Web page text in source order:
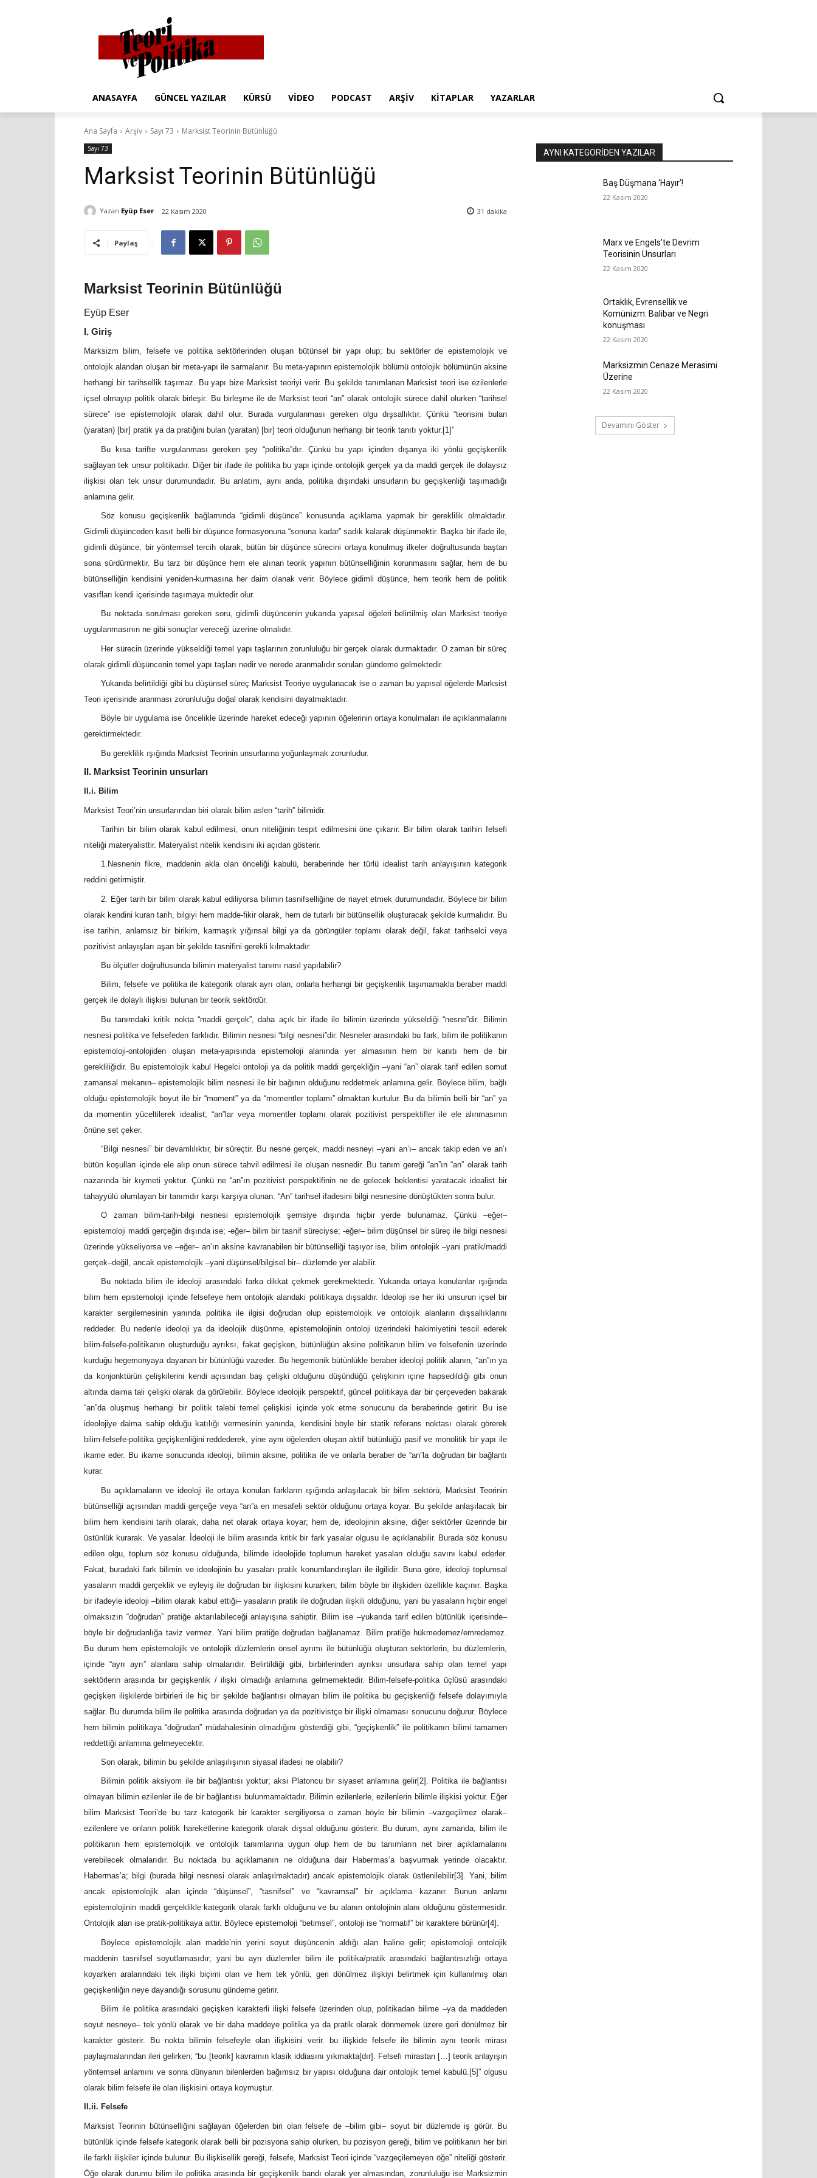
ANASAYFA GÜNCEL YAZILAR KÜRSÜ VIDEO PODCAST ARŞIV KITAPLAR YAZARLAR
Ana Sayfa Arşiv Sayı 73 Marksist Teorinin Bütünlüğü
Sayı 73
Marksist Teorinin Bütünlüğü
Yazan Eyüp Eser 22 Kasım 2020 31 dakika
Paylaş
Marksist Teorinin Bütünlüğü
Eyüp Eser
I. Giriş
Marksizm bilim, felsefe ve politika sektörlerinden oluşan bütünsel bir yapı olup; bu sektörler de epistemolojik ve
ontolojik alandan oluşan bir meta-yapı ile sarmalanır. Bu meta-yapının epistemolojik bölümü ontolojik bölümünün aksine
herhangi bir tarihsellik taşımaz. Bu yapı bize Marksist teoriyi verir. Bu şekilde tanımlanan Marksist teori ise ezilenlerle
içsel olmayıp politik olarak birleşir. Bu birleşme ile de Marksist teori “an” olarak ontolojik sürece dahil olurken “tarihsel
sürece” ise epistemolojik olarak dahil olur. Burada vurgulanması gereken olgu dışsallıktır. Çünkü “teorisini bulan
(yaratan) [bir] pratik ya da pratiğini bulan (yaratan) [bir] teori olduğunun herhangi bir teorik tanıtı yoktur. [1]”
Bu kısa tarifte vurgulanması gereken şey “politika”dır. Çünkü bu yapı içinden dışarıya iki yönlü geçişkenlik
sağlayan tek unsur politikadır. Diğer bir ifade ile politika bu yapı içinde ontolojik gerçek ya da maddi gerçek ile dolaysız
ilişkisi olan tek unsur durumundadır. Bu anlatım, aynı anda, politika dışındaki unsurların bu geçişkenliği taşımadığı
anlamına gelir.
Söz konusu geçişkenlik bağlamında “gidimli düşünce” konusunda açıklama yapmak bir gereklilik olmaktadır.
Gidimli düşünceden kasıt belli bir düşünce formasyonuna “sonuna kadar” sadık kalarak düşünmektir. Başka bir ifade ile,
gidimli düşünce, bir yöntemsel tercih olarak, bütün bir düşünce sürecini ortaya konulmuş ilkeler doğrultusunda baştan
sona sürdürmektir. Bu tarz bir düşünce hem ele alınan teorik yapının bütünselliğinin korunmasını sağlar, hem de bu
bütünselliğin kendisini yeniden-kurmasına her daim olanak verir. Böylece gidimli düşünce, hem teorik hem de politik
vasıfları kendi içerisinde taşımaya muktedir olur.
Bu noktada sorulması gereken soru, gidimli düşüncenin yukarıda yapısal öğeleri belirtilmiş olan Marksist teoriye
uygulanmasının ne gibi sonuçlar vereceği üzerine olmalıdır.
Her sürecin üzerinde yükseldiği temel yapı taşlarının zorunluluğu bir gerçek olarak durmaktadır. O zaman bir süreç
olarak gidimli düşüncenin temel yapı taşları nedir ve nerede aranmalıdır soruları gündeme gelmektedir.
Yukarıda belirtildiği gibi bu düşünsel süreç Marksist Teoriye uygulanacak ise o zaman bu yapısal öğelerde Marksist
Teori içerisinde aranması zorunluluğu doğal olarak kendisini dayatmaktadır.
Böyle bir uygulama ise öncelikle üzerinde hareket edeceği yapının öğelerinin ortaya konulmaları ile açıklanmalarını
gerektirmektedir.
Bu gereklilik ışığında Marksist Teorinin unsurlarına yoğunlaşmak zorunludur.
II. Marksist Teorinin unsurları
II.i. Bilim
Marksist Teori’nin unsurlarından biri olarak bilim aslen “tarih” bilimidir.
Tarihin bir bilim olarak kabul edilmesi, onun niteliğinin tespit edilmesini öne çıkarır. Bir bilim olarak tarihin felsefi
niteliği materyalisttir. Materyalist nitelik kendisini iki açıdan gösterir.
1.Nesnenin fikre, maddenin akla olan önceliği kabulü, beraberinde her türlü idealist tarih anlayışının kategorik
reddini getirmiştir.
2. Eğer tarih bir bilim olarak kabul ediliyorsa bilimin tasnifselliğine de riayet etmek durumundadır. Böylece bir bilim
olarak kendini kuran tarih, bilgiyi hem madde-fikir olarak, hem de tutarlı bir bütünsellik oluşturacak şekilde kurmalıdır. Bu
ise tarihin, anlamsız bir birikim, karmaşık yığınsal bilgi ya da görüngüler toplamı olarak değil, fakat tarihselci veya
pozitivist anlayışları aşan bir şekilde tasnifini gerekli kılmaktadır.
Bu ölçütler doğrultusunda bilimin materyalist tanımı nasıl yapılabilir?
Bilim, felsefe ve politika ile kategorik olarak ayrı olan, onlarla herhangi bir geçişkenlik taşımamakla beraber maddi
gerçek ile dolaylı ilişkisi bulunan bir teorik sektördür.
Bu tanımdaki kritik nokta “maddi gerçek”, daha açık bir ifade ile bilimin üzerinde yükseldiği “nesne”dir. Bilimin
nesnesi politika ve felsefeden farklıdır. Bilimin nesnesi “bilgi nesnesi”dir. Nesneler arasındaki bu fark, bilim ile politikanın
epistemoloji-ontolojiden oluşan meta-yapısında epistemoloji alanında yer almasının hem bir kanıtı hem de bir
gerekliliğidir. Bu epistemolojik kabul Hegelci ontoloji ya da politik maddi gerçekliğin –yani “an” olarak tarif edilen somut
zamansal mekanın– epistemolojik bilim nesnesi ile bir bağının olduğunu reddetmek anlamına gelir. Böylece bilim, bağlı
olduğu epistemolojik boyut ile bir “moment” ya da “momentler toplamı” olmaktan kurtulur. Bu da bilimin belli bir “an” ya
da momentin yüceltilerek idealist; “an”lar veya momentler toplamı olarak pozitivist perspektifler ile ele alınmasının
önüne set çeker.
“Bilgi nesnesi” bir devamlılıktır, bir süreçtir. Bu nesne gerçek, maddi nesneyi –yani an’ı– ancak takip eden ve an’ı
bütün koşulları içinde ele alıp onun sürece tahvil edilmesi ile oluşan nesnedir. Bu tanım gereği “an”ın “an” olarak tarih
nazarında bir kıymeti yoktur. Çünkü ne “an”ın pozitivist perspektifinin ne de gelecek beklentisi yaratacak idealist bir
tahayyülü olumlayan bir tanımdır karşı karşıya olunan. “An” tarihsel ifadesini bilgi nesnesine dönüştükten sonra bulur.
O zaman bilim-tarih-bilgi nesnesi epistemolojik şemsiye dışında hiçbir yerde bulunamaz. Çünkü –eğer–
epistemoloji maddi gerçeğin dışında ise; -eğer– bilim bir tasnif süreciyse; -eğer– bilim düşünsel bir süreç ile bilgi nesnesi
üzerinde yükseliyorsa ve –eğer– an’ın aksine kavranabilen bir bütünselliği taşıyor ise, bilim ontolojik –yani pratik/maddi
gerçek–değil, ancak epistemolojik –yani düşünsel/bilgisel bir– düzlemde yer alabilir.
Bu noktada bilim ile ideoloji arasındaki farka dikkat çekmek gerekmektedir. Yukarıda ortaya konulanlar ışığında
bilim hem epistemoloji içinde felsefeye hem ontolojik alandaki politikaya dışsaldır. İdeoloji ise her iki unsurun içsel bir
karakter sergilemesinin yanında politika ile ilgisi doğrudan olup epistemolojik ve ontolojik alanların dışsallıklarını
reddeder. Bu nedenle ideoloji ya da ideolojik düşünme, epistemolojinin ontoloji üzerindeki hakimiyetini tescil ederek
bilim-felsefe-politikanın oluşturduğu ayrıksı, fakat geçişken, bütünlüğün aksine politikanın bilim ve felsefenin üzerinde
kurduğu hegemonyaya dayanan bir bütünlüğü vazeder. Bu hegemonik bütünlükle beraber ideoloji politik alanın, “an”ın ya
da konjonktürün çelişkilerini kendi açısından baş çelişki olduğunu düşündüğü çelişkinin içine hapsedildiği gibi onun
altında daima tali çelişki olarak da görülebilir. Böylece ideolojik perspektif, güncel politikaya dar bir çerçeveden bakarak
“an”da oluşmuş herhangi bir politik talebi temel çelişkisi içinde yok etme sonucunu da beraberinde getirir. Bu ise
ideolojiye daima sahip olduğu katılığı vermesinin yanında, kendisini böyle bir statik referans noktası olarak görerek
bilim-felsefe-politika geçişkenliğini reddederek, yine aynı öğelerden oluşan aktif bütünlüğü pasif ve monolitik bir yapı ile
ikame eder. Bu ikame sonucunda ideoloji, bilimin aksine, politika ile ve onlarla beraber de “an”la doğrudan bir bağlantı
kurar.
Bu açıklamaların ve ideoloji ile ortaya konulan farkların ışığında anlaşılacak bir bilim sektörü, Marksist Teorinin
bütünselliği açısından maddi gerçeğe veya “an”a en mesafeli sektör olduğunu ortaya koyar. Bu şekilde anlaşılacak bir
bilim hem kendisini tarih olarak, daha net olarak ortaya koyar; hem de, ideolojinin aksine, diğer sektörler üzerinde bir
üstünlük kurarak. Ve yasalar. İdeoloji ile bilim arasında kritik bir fark yasalar olgusu ile açıklanabilir. Burada söz konusu
edilen olgu, toplum söz konusu olduğunda, bilimde ideolojide toplumun hareket yasaları olduğu savını kabul ederler.
Fakat, buradaki fark bilimin ve ideolojinin bu yasaları pratik konumlandırışları ile ilgilidir. Buna göre, ideoloji toplumsal
yasaların maddi gerçeklik ve eyleyiş ile doğrudan bir ilişkisini kurarken; bilim böyle bir ilişkiden özellikle kaçınır. Başka
bir ifadeyle ideoloji –bilim olarak kabul ettiği– yasaların pratik ile doğrudan ilişkili olduğunu, yani bu yasaların hiçbir engel
olmaksızın “doğrudan” pratiğe aktarılabileceği anlayışına sahiptir. Bilim ise –yukarıda tarif edilen bütünlük içerisinde–
böyle bir doğrudanlığa taviz vermez. Yani bilim pratiğe doğrudan bağlanamaz. Bilim pratiğe hükmedemez/emredemez.
Bu durum hem epistemolojik ve ontolojik düzlemlerin önsel ayrımı ile bütünlüğü oluşturan sektörlerin, bu düzlemlerin,
içinde “ayrı ayrı” alanlara sahip olmalarıdır. Belirtildiği gibi, birbirlerinden ayrıksı unsurlara sahip olan temel yapı
sektörlerin arasında bir geçişkenlik / ilişki olmadığı anlamına gelmemektedir. Bilim-felsefe-politika üçlüsü arasındaki
geçişken ilişkilerde birbirleri ile hiç bir şekilde bağlantısı olmayan bilim ile politika bu geçişkenliği felsefe dolayımıyla
sağlar. Bu durumda bilim ile politika arasında doğrudan ya da pozitivistçe bir ilişki olmaması sonucunu doğurur. Böylece
hem bilimin politikaya “doğrudan” müdahalesinin olmadığını gösterdiği gibi, “geçişkenlik” ile politikanın bilimi tamamen
reddettiği anlamına gelmeyecektir.
Son olarak, bilimin bu şekilde anlaşılışının siyasal ifadesi ne olabilir?
Bilimin politik aksiyom ile bir bağlantısı yoktur; aksi Platoncu bir siyaset anlamına gelir[2] . Politika ile bağlantısı
olmayan bilimin ezilenler ile de bir bağlantısı bulunmamaktadır. Bilimin ezilenlerle, ezilenlerin bilimle ilişkisi yoktur. Eğer
bilim Marksist Teori’de bu tarz kategorik bir karakter sergiliyorsa o zaman böyle bir bilimin –vazgeçilmez olarak–
ezilenlere ve onların politik hareketlerine kategorik olarak dışsal olduğunu gösterir. Bu durum, aynı zamanda, bilim ile
politikanın hem epistemolojik ve ontolojik tanımlarına uygun olup hem de bu tanımların net birer açıklamalarını
verebilecek olmalarıdır. Bu noktada bu açıklamanın ne olduğuna dair Habermas’a başvurmak yerinde olacaktır.
Habermas’a; bilgi (burada bilgi nesnesi olarak anlaşılmaktadır) ancak epistemolojik olarak üstlenilebilir[3] . Yani, bilim
ancak epistemolojik alan içinde “düşünsel”, “tasnifsel” ve “kavramsal” bir açıklama kazanır. Bunun anlamı
epistemolojinin maddi gerçeklikle kategorik olarak farklı olduğunu ve bu alanın ontolojinin alanı olduğunu göstermesidir.
Ontolojik alan ise pratik-politikaya aittir. Böylece epistemoloji “betimsel”, ontoloji ise “normatif” bir karaktere bürünür[4] .
Böylece epistemolojik alan madde’nin yerini soyut düşüncenin aldığı alan haline gelir; epistemoloji ontolojik
maddenin tasnifsel soyutlamasıdır; yani bu ayrı düzlemler bilim ile politika/pratik arasındaki bağlantısızlığı ortaya
koyarken aralarındaki tek ilişki biçimi olan ve hem tek yönlü, geri dönülmez ilişkiyi belirtmek için kullanılmış olan
geçişkenliğin neye dayandığı sorusunu gündeme getirir.
Bilim ile politika arasındaki geçişken karakterli ilişki felsefe üzerinden olup, politikadan bilime –ya da maddeden
soyut nesneye– tek yönlü olarak ve bir daha maddeye politika ya da pratik olarak dönmemek üzere geri dönülmez bir
karakter gösterir. Bu nokta bilimin felsefeyle olan ilişkisini verir. bu ilişkide felsefe ile bilimin aynı teorik mirası
paylaşmalarından ileri gelirken; “bu [teorik] kavramın klasik iddiasını yıkmakta[dır]. Felsefi mirastan […] teorik anlayışın
yöntemsel anlamını ve sonra dünyanın bilenlerden bağımsız bir yapısı olduğuna dair ontolojik temel kabulü. [5]” olgusu
olarak bilim felsefe ile olan ilişkisini ortaya koymuştur.
II.ii. Felsefe
Marksist Teorinin bütünselliğini sağlayan öğelerden biri olan felsefe de –bilim gibi– soyut bir düzlemde iş görür. Bu
bütünlük içinde felsefe kategorik olarak belli bir pozisyona sahip olurken, bu pozisyon gereği, bilim ve politikanın her biri
ile farklı ilişkiler içinde bulunur. Bu ilişkisellik gereği, felsefe, Marksist Teori içinde “vazgeçilemeyen öğe” niteliği gösterir.
Öğe olarak durumu bilim ile politika arasında bir geçişkenlik bandı olarak yer almasından, zorunluluğu ise Marksizmin
AYNI KATEGORIDEN YAZILAR
Baş Düşmana ‘Hayır’!
22 Kasım 2020
Marx ve Engels’te Devrim
Teorisinin Unsurları
22 Kasım 2020
Ortaklık, Evrensellik ve
Komünizm: Balibar ve Negri
konuşması
22 Kasım 2020
Marksizmin Cenaze Merasimi
Üzerine
22 Kasım 2020
Devamını Göster